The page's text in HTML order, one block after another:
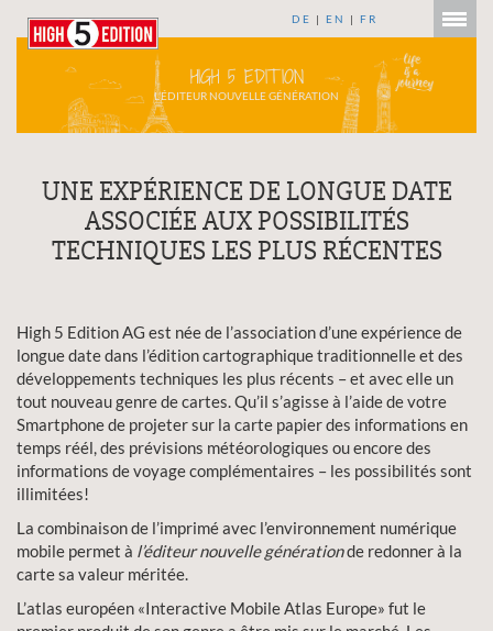
DE |EN |FR
HIGH 5 EDITION
L’ÉDITEUR NOUVELLE GÉNÉRATION
UNE EXPÉRIENCE DE LONGUE DATE
ASSOCIÉE AUX POSSIBILITÉS
TECHNIQUES LES PLUS RÉCENTES
High 5 Edition AG est née de l’association d’une expérience de
longue date dans l’édition cartographique traditionnelle et des
développements techniques les plus récents – et avec elle un
tout nouveau genre de cartes. Qu’il s’agisse à l’aide de votre
Smartphone de projeter sur la carte papier des informations en
temps réél, des prévisions météorologiques ou encore des
informations de voyage complémentaires – les possibilités sont
illimitées!
La combinaison de l’imprimé avec l’environnement numérique
mobile permet à l’éditeur nouvelle générationde redonner à la
carte sa valeur méritée.
L’atlas européen «Interactive Mobile Atlas Europe» fut le